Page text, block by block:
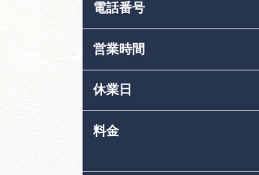
電話番号
営業時間
休業日
料金